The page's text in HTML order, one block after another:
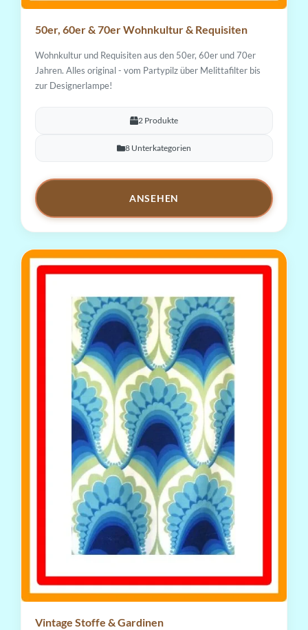
50er, 60er & 70er Wohnkultur & Requisiten
Wohnkultur und Requisiten aus den 50er, 60er und 70er
Jahren. Alles original - vom Partypilz über Melittafilter bis
zur Designerlampe!
2 Produkte
8 Unterkategorien
ANSEHEN
Vintage Stoffe & Gardinen